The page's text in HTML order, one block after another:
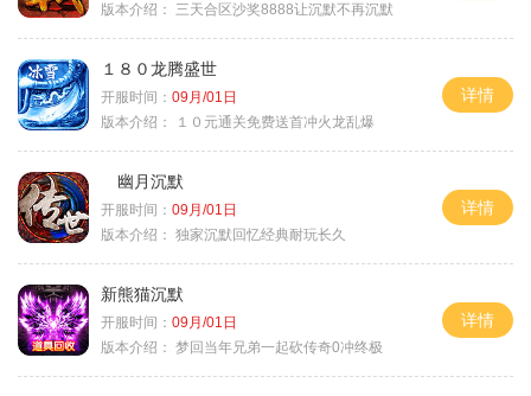
版本介绍：
三天合区沙奖8888让沉默不再沉默
１８０龙腾盛世
开服时间： 09月/01日
版本介绍：
１０元通关免费送首冲火龙乱爆
详情
幽月沉默
开服时间： 09月/01日
版本介绍： 独家沉默回忆经典耐玩长久
详情
新熊猫沉默
开服时间： 09月/01日
版本介绍： 梦回当年兄弟一起砍传奇0冲终极
详情